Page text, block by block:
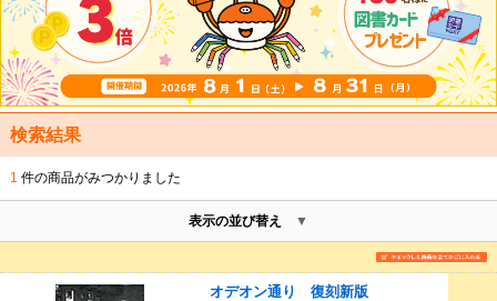
検索結果
1 件の商品がみつかりました
表示の並び替え
オデオン通り 復刻新版